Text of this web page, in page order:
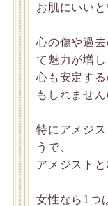
お肌にいい
心の傷や過
て魅力が増し
心も安定す
もしれませ
特にアメジ
うで、
アメジスト
女性なら1つ